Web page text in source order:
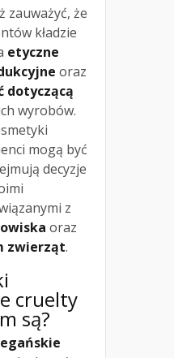
zauważyć, że
kładzie
etyczne
oraz
dotyczącą
wyrobów.
mogą być
decyzje
z
oraz
zwierząt.
cruelty
są?